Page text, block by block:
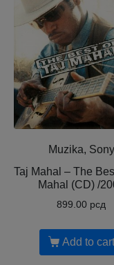
Muzika, Sony
Taj Mahal ‎– The
Mahal (CD) /
899.00 рсд
Add to